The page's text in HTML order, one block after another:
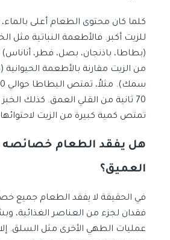
كلما كان محتوى الطعام أعلى
للزيت أكبر. فالأطعمة النباتية مثل
(بطاطا، باذنجان، بصل، فطر،
من الزيت مقارنة بالأطعمة الحيوانية
70 ثانية من القلي العمق. كذلك
تمتص كمية كبيرة من الزيت
هل يفقد الطعام خصائصه
العميق؟
في الحقيقة لا يفقد الطعام جميع
فقدان لجزء من العناصر الغذائية،
عمليات الطهي الأخرى مثل السلق.